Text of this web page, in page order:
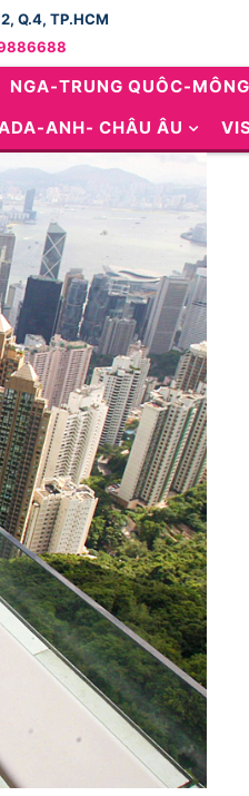
Q.4, TP.HCM
NGA-TRUNG QUÔC-
ANH- CHÂU ÂU